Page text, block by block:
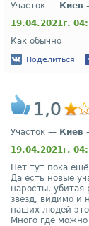
Участок — Киев
19.04.2021г.
Как обычно
Поделиться
1,0
Участок — Киев
19.04.2021г.
Нет тут пока
Да есть новые
наросты, убитая
звезд, видимо и
наших людей
Много где